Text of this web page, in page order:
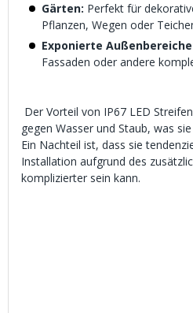
Gärten: Perfekt für
Pflanzen, Wegen oder
Exponierte
Fassaden oder andere
Der Vorteil von IP67 LED
gegen Wasser und Staub, was
Ein Nachteil ist, dass sie
Installation aufgrund des
komplizierter sein kann.